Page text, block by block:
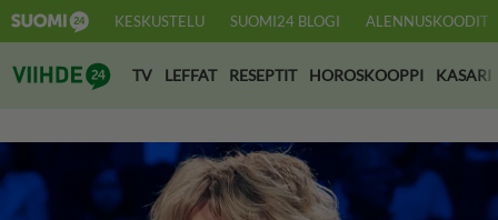
KESKUSTELU SUOMI24 BLOGI ALENNUSKOODIT
Suomi24 Viihde
TV LEFFAT RESEPTIT HOROSKOOPPI KASARI